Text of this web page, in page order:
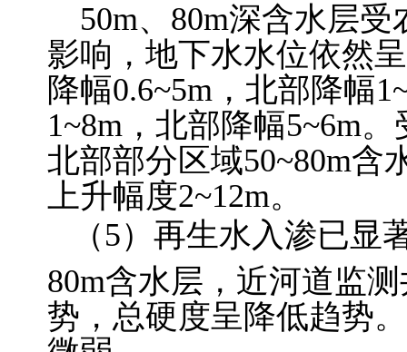
50m、80m深含水层受
影响，地下水水位依然
降幅0.6~5m，北部降幅
1~8m，北部降幅5~6m
北部部分区域50~80m含
上升幅度2~12m。
（5）再生水入渗已显
80m含水层，近河道监
势，总硬度呈降低趋势